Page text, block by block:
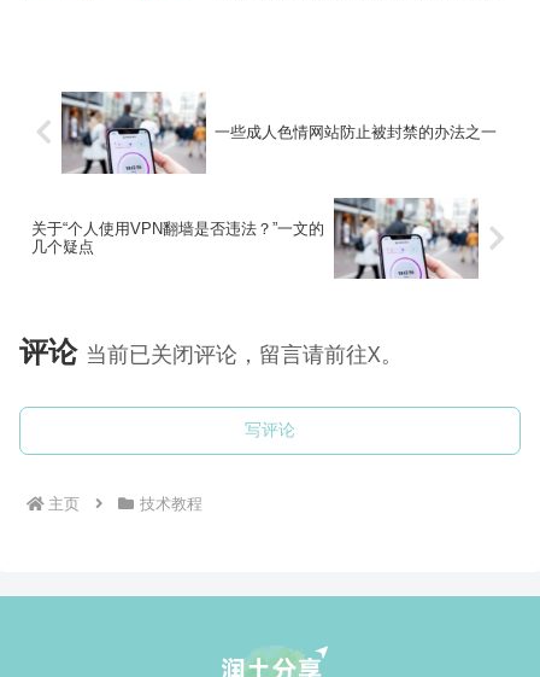
一些成人色情网站防止被封禁的办法之一
关于“个人使用VPN翻墙是否违法？”一文的
几个疑点
评论 当前已关闭评论，留言请前往X。
写评论
主页 技术教程